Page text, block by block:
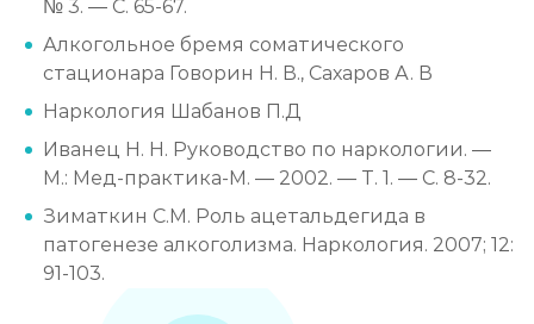
№ 3. — С. 65-67.
Алкогольное бремя соматического
стационара Говорин Н. В., Сахаров А. В
Наркология Шабанов П.Д
Иванец Н. Н. Руководство по наркологии. —
М.: Мед-практика-М. — 2002. — Т. 1. — С. 8-32.
Зиматкин С.М. Роль ацетальдегида в
патогенезе алкоголизма. Наркология. 2007; 12:
91-103.